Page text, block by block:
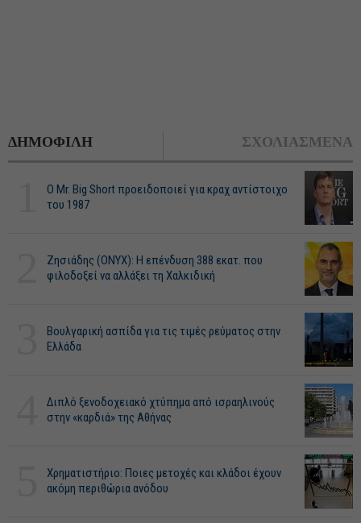
ΔΗΜΟΦΙΛΗ ΣΧΟΛΙΑΣΜΕΝΑ
O Mr. Big Short προειδοποιεί για κραχ αντίστοιχο
του 1987
Ζησιάδης (ONYX): Η επένδυση 388 εκατ. που
φιλοδοξεί να αλλάξει τη Χαλκιδική
Βουλγαρική ασπίδα για τις τιμές ρεύματος στην
Ελλάδα
Διπλό ξενοδοχειακό χτύπημα από ισραηλινούς
στην «καρδιά» της Αθήνας
Χρηματιστήριο: Ποιες μετοχές και κλάδοι έχουν
ακόμη περιθώρια ανόδου